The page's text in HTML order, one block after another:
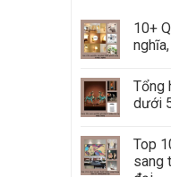
10+
Tổng
dưới
Top
sang